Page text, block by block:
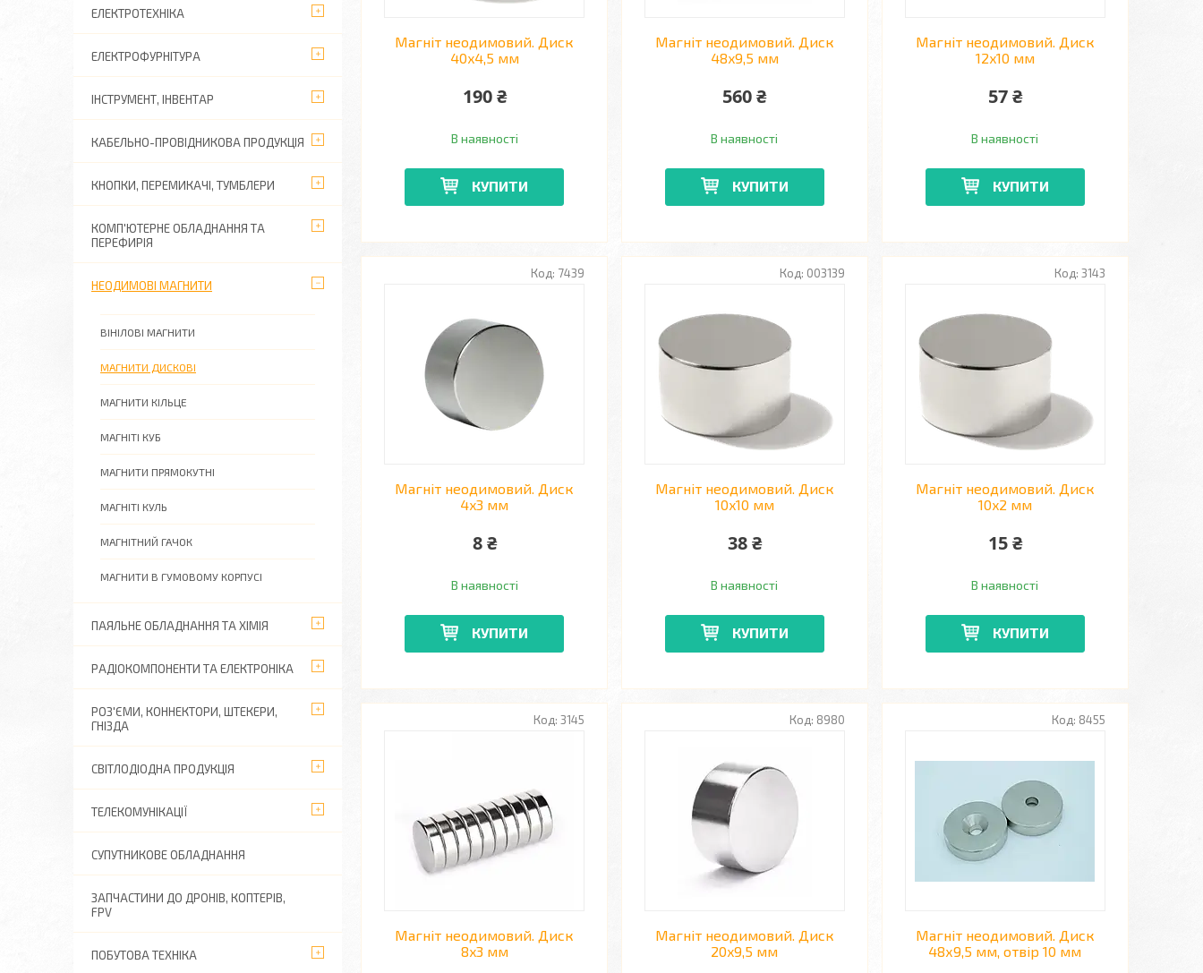
Магніт неодимовий. Диск
40x4,5 мм
190 ₴
В наявності
КУПИТИ
Магніт неодимовий. Диск
48x9,5 мм
560 ₴
В наявності
КУПИТИ
Магніт неодимовий. Диск
12x10 мм
57 ₴
В наявності
КУПИТИ
7439
Магніт неодимовий. Диск
4x3 мм
8 ₴
В наявності
КУПИТИ
003139
Магніт неодимовий. Диск
10x10 мм
38 ₴
В наявності
КУПИТИ
3143
Магніт неодимовий. Диск
10x2 мм
15 ₴
В наявності
КУПИТИ
3145
Магніт неодимовий. Диск
8x3 мм
8980
Магніт неодимовий. Диск
20x9,5 мм
8455
Магніт неодимовий. Диск
48х9,5 мм, отвір 10 мм
ЕЛЕКТРОТЕХНІКА
ЕЛЕКТРОФУРНІТУРА
ІНСТРУМЕНТ, ІНВЕНТАР
КАБЕЛЬНО-ПРОВІДНИКОВА ПРОДУКЦІЯ
КНОПКИ, ПЕРЕМИКАЧІ, ТУМБЛЕРИ
КОМП'ЮТЕРНЕ ОБЛАДНАННЯ ТА
ПЕРЕФИРІЯ
НЕОДИМОВІ МАГНИТИ
ВІНІЛОВІ МАГНИТИ
МАГНИТИ ДИСКОВІ
МАГНИТИ КІЛЬЦЕ
МАГНІТІ КУБ
МАГНИТИ ПРЯМОКУТНІ
МАГНІТІ КУЛЬ
МАГНІТНИЙ ГАЧОК
МАГНИТИ В ГУМОВОМУ КОРПУСІ
ПАЯЛЬНЕ ОБЛАДНАННЯ ТА ХІМІЯ
РАДІОКОМПОНЕНТИ ТА ЕЛЕКТРОНІКА
РОЗ'ЄМИ, КОННЕКТОРИ, ШТЕКЕРИ,
ГНІЗДА
СВІТЛОДІОДНА ПРОДУКЦІЯ
ТЕЛЕКОМУНІКАЦІЇ
СУПУТНИКОВЕ ОБЛАДНАННЯ
ЗАПЧАСТИНИ ДО ДРОНІВ, КОПТЕРІВ,
FPV
ПОБУТОВА ТЕХНІКА